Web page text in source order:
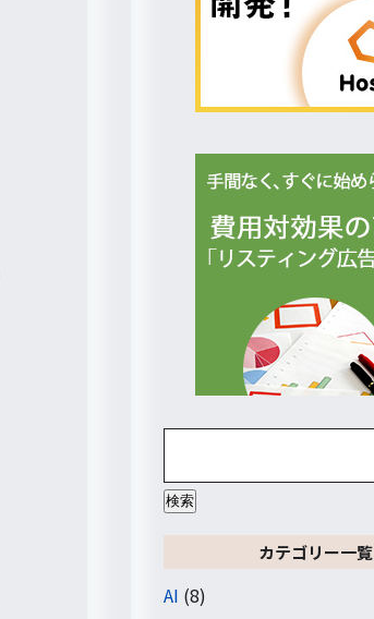
カテゴリー一覧
AI (8)